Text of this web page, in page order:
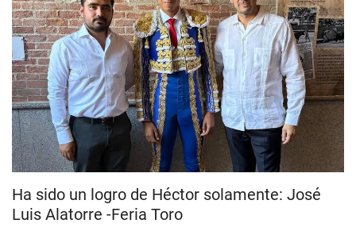
Ha sido un logro de Héctor solamente: José
Luis Alatorre -Feria Toro